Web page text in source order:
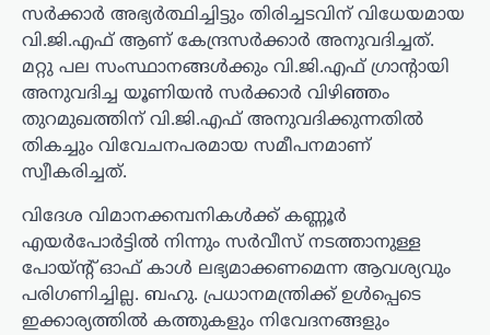
സര്‍ക്കാര്‍ അഭ്യര്‍ത്ഥിച്ചിട്ടും തിരിച്ചടവിന് വിധേയമായ
വി.ജി.എഫ് ആണ് കേന്ദ്രസര്‍ക്കാര്‍ അനുവദിച്ചത്.
മറ്റു പല സംസ്ഥാനങ്ങള്‍ക്കും വി.ജി.എഫ് ഗ്രാന്റായി
അനുവദിച്ച യൂണിയന്‍ സര്‍ക്കാര്‍ വിഴിഞ്ഞം
തുറമുഖത്തിന് വി.ജി.എഫ് അനുവദിക്കുന്നതില്‍
തികച്ചും വിവേചനപരമായ സമീപനമാണ്
സ്വീകരിച്ചത്.
വിദേശ വിമാനക്കമ്പനികള്‍ക്ക് കണ്ണൂര്‍
എയര്‍പോര്‍ട്ടില്‍ നിന്നും സര്‍വീസ് നടത്താനുള്ള
പോയ്ന്റ് ഓഫ് കാള്‍ ലഭ്യമാക്കണമെന്ന ആവശ്യവും
പരിഗണിച്ചില്ല. ബഹു. പ്രധാനമന്ത്രിക്ക് ഉള്‍പ്പെടെ
ഇക്കാര്യത്തില്‍ കത്തുകളും നിവേദനങ്ങളും